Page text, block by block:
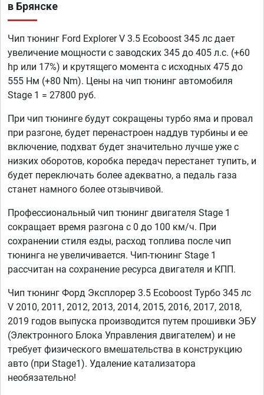
в Брянске
Чип тюнинг Ford Explorer V 3.5 Ecoboost 345 лс дает
увеличение мощности с заводских 345 до 405 л.с. (+60
hp или 17%) и крутящего момента с исходных 475 до
555 Нм (+80 Nm). Цены на чип тюнинг автомобиля
Stage 1 = 27800 руб.
При чип тюнинге будут сокращены турбо яма и провал
при разгоне, будет перенастроен наддув турбины и ее
включение, подхват будет значительно лучше уже с
низких оборотов, коробка передач перестанет тупить, и
будет переключать более адекватно, а педаль газа
станет намного более отзывчивой.
Профессиональный чип тюнинг двигателя Stage 1
сокращает время разгона с 0 до 100 км/ч. При
сохранении стиля езды, расход топлива после чип
тюнинга не увеличивается. Чип-тюнинг Stage 1
рассчитан на сохранение ресурса двигателя и КПП.
Чип тюнинг Форд Эксплорер 3.5 Ecoboost Турбо 345 лс
V 2010, 2011, 2012, 2013, 2014, 2015, 2016, 2017, 2018,
2019 годов выпуска производится путем прошивки ЭБУ
(Электронного Блока Управления двигателем) и не
требует физического вмешательства в конструкцию
авто (при Stage1). Удаление катализатора
необязательно!